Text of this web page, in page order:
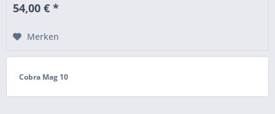
54,00 € *
Merken
Cobra Mag 10